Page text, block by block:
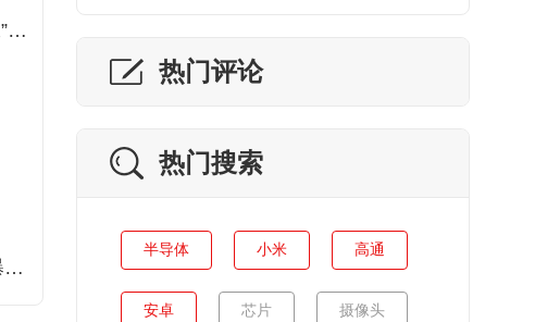
iPhone 7 Plus双摄像头+“肖像”模式有多神奇？网友上照片了
3199元起！华为Mate 9真机曝光：双摄像头抢眼
热门评论
热门搜索
半导体 小米 高通
安卓 芯片 摄像头